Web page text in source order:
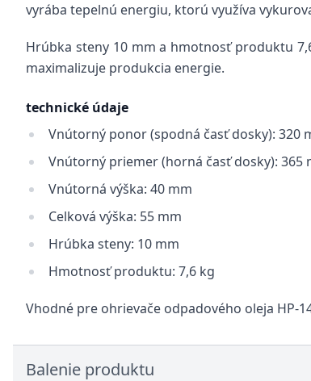
vyrába tepelnú energiu, ktorú využíva
Hrúbka steny 10 mm a hmotnosť produktu
maximalizuje produkcia energie.
technické údaje
Vnútorný ponor (spodná časť dosky): 320
Vnútorný priemer (horná časť dosky): 365
Vnútorná výška: 40 mm
Celková výška: 55 mm
Hrúbka steny: 10 mm
Hmotnosť produktu: 7,6 kg
Vhodné pre ohrievače odpadového oleja HP-
Balenie produktu